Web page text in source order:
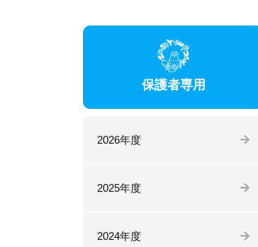
保護者専用
2026年度
2025年度
2024年度